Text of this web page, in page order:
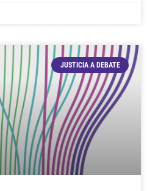
JUSTICIA A DEBATE